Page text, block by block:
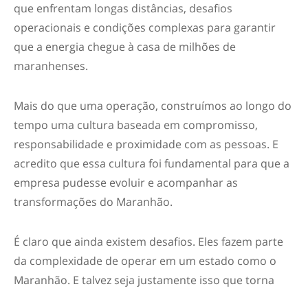
que enfrentam longas distâncias, desafios
operacionais e condições complexas para garantir
que a energia chegue à casa de milhões de
maranhenses.
Mais do que uma operação, construímos ao longo do
tempo uma cultura baseada em compromisso,
responsabilidade e proximidade com as pessoas. E
acredito que essa cultura foi fundamental para que a
empresa pudesse evoluir e acompanhar as
transformações do Maranhão.
É claro que ainda existem desafios. Eles fazem parte
da complexidade de operar em um estado como o
Maranhão. E talvez seja justamente isso que torna